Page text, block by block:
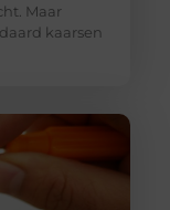
Maar
kaarsen